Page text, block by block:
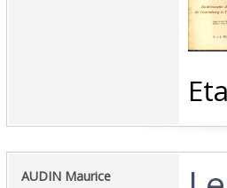
‎AUDIN Maurice‎